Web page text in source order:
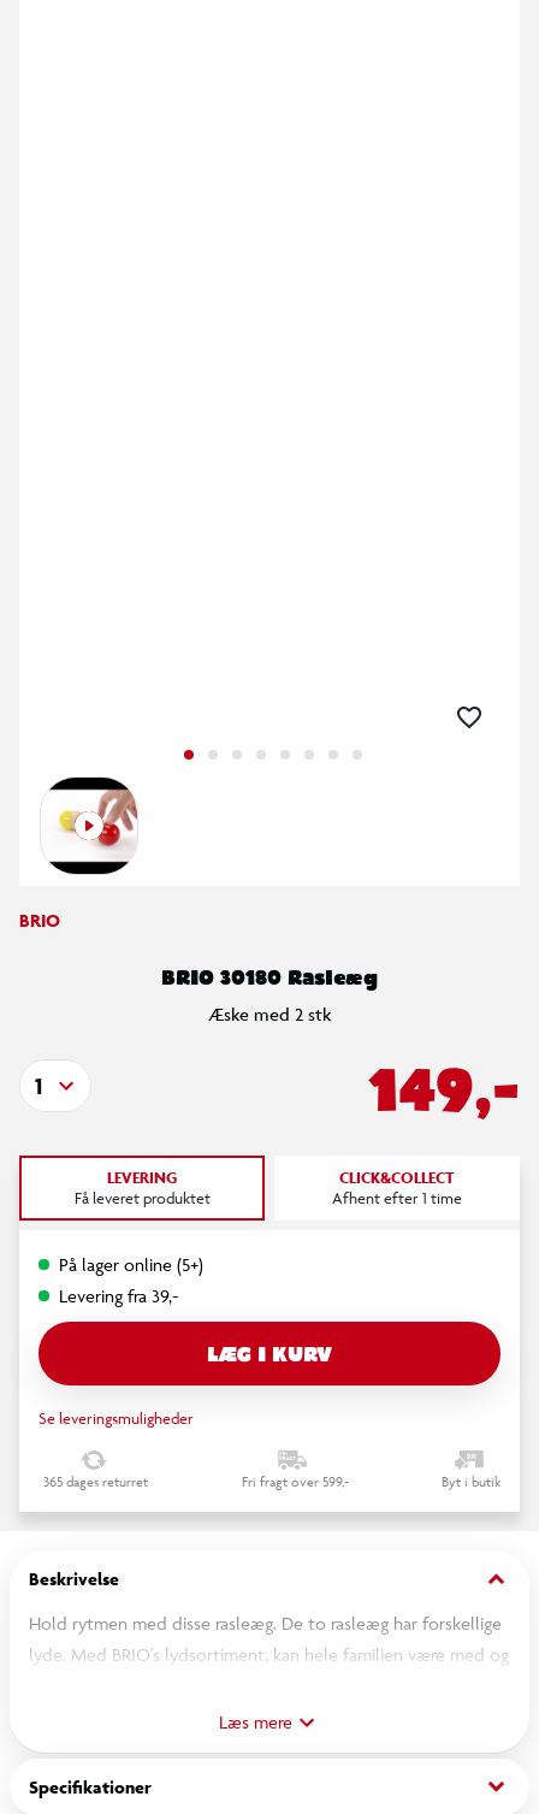
BRIO
BRIO 30180 Rasleæg
Æske med 2 stk
149,-
1
LEVERING
Få leveret produktet
CLICK&COLLECT
Afhent efter 1 time
På lager online (5+)
Levering fra 39,-
LÆG I KURV
Se leveringsmuligheder
365 dages returret Fri fragt over 599,- Byt i butik
Beskrivelse keyboard_arrow_down
Hold rytmen med disse rasleæg. De to rasleæg har forskellige
lyde. Med BRIO's lydsortiment, kan hele familien være med og
Læs mere
Specifikationer keyboard_arrow_down